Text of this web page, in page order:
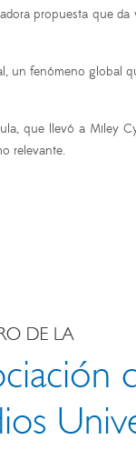
propuesta que
un fenómeno global
que llevó a
relevante.